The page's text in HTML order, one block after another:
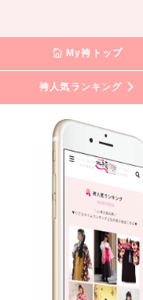
My袴トップ
袴人気ランキング